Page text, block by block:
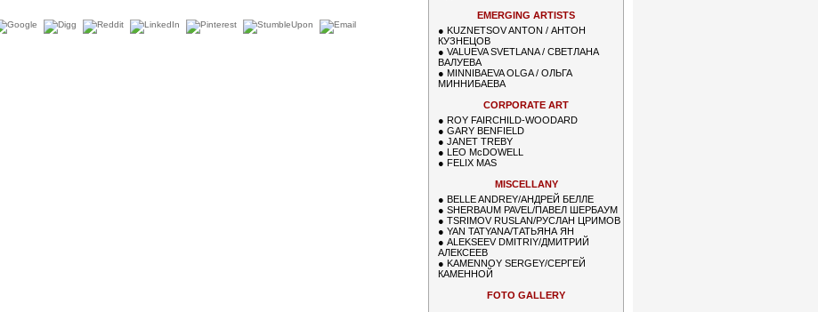
EMERGING ARTISTS
● KUZNETSOV ANTON / АНТОН
КУЗНЕЦОВ
● VALUEVA SVETLANA / СВЕТЛАНА
ВАЛУЕВА
● MINNIBAEVA OLGA / ОЛЬГА
МИННИБАЕВА
CORPORATE ART
● ROY FAIRCHILD-WOODARD
● GARY BENFIELD
● JANET TREBY
● LEO McDOWELL
● FELIX MAS
MISCELLANY
● BELLE ANDREY/АНДРЕЙ БЕЛЛЕ
● SHERBAUM PAVEL/ПАВЕЛ ШЕРБАУМ
● TSRIMOV RUSLAN/РУСЛАН ЦРИМОВ
● YAN TATYANA/ТАТЬЯНА ЯН
● ALEKSEEV DMITRIY/ДМИТРИЙ
АЛЕКСЕЕВ
● KAMENNOY SERGEY/СЕРГЕЙ
КАМЕННОЙ
FOTO GALLERY